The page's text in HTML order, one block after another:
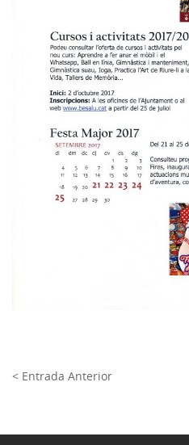
< Entrada Anterior